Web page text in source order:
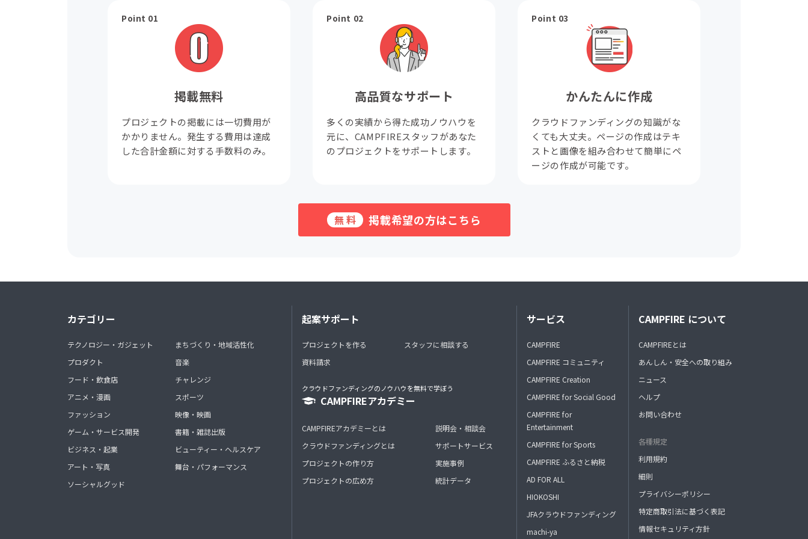
Point 01
掲載無料
プロジェクトの掲載には一切費用が
かかりません。発生する費用は達成
した合計金額に対する手数料のみ。
Point 02
高品質なサポート
多くの実績から得た成功ノウハウを
元に、CAMPFIREスタッフがあなた
のプロジェクトをサポートします。
Point 03
かんたんに作成
クラウドファンディングの知識がな
くても大丈夫。ページの作成はテキ
ストと画像を組み合わせて簡単にペ
ージの作成が可能です。
無料 掲載希望の方はこちら
カテゴリー
テクノロジー・ガジェット
プロダクト
フード・飲食店
アニメ・漫画
ファッション
ゲーム・サービス開発
ビジネス・起業
アート・写真
ソーシャルグッド
まちづくり・地域活性化
音楽
チャレンジ
スポーツ
映像・映画
書籍・雑誌出版
ビューティー・ヘルスケア
舞台・パフォーマンス
起案サポート
プロジェクトを作る
資料請求
スタッフに相談する
クラウドファンディングのノウハウを無料で学ぼう
CAMPFIREアカデミー
CAMPFIREアカデミーとは
クラウドファンディングとは
プロジェクトの作り方
プロジェクトの広め方
説明会・相談会
サポートサービス
実施事例
統計データ
サービス
CAMPFIRE
CAMPFIRE コミュニティ
CAMPFIRE Creation
CAMPFIRE for Social Good
CAMPFIRE for
Entertainment
CAMPFIRE for Sports
CAMPFIRE ふるさと納税
AD FOR ALL
HIOKOSHI
JFAクラウドファンディング
machi-ya
CAMPFIRE について
CAMPFIREとは
あんしん・安全への取り組み
ニュース
ヘルプ
お問い合わせ
各種規定
利用規約
細則
プライバシーポリシー
特定商取引法に基づく表記
情報セキュリティ方針